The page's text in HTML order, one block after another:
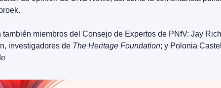
también miembros del Consejo de Expertos de PNfV: Jay
investigadores de The Heritage Foundation; y Polonia